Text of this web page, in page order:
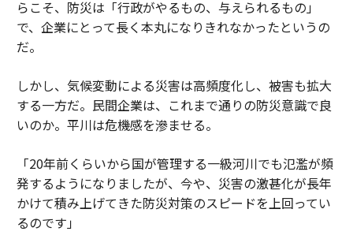
らこそ、防災は「行政がやるもの、与えられるもの」
で、企業にとって長く本丸になりきれなかったというの
だ。
しかし、気候変動による災害は高頻度化し、被害も拡大
する一方だ。民間企業は、これまで通りの防災意識で良
いのか。平川は危機感を滲ませる。
「20年前くらいから国が管理する一級河川でも氾濫が頻
発するようになりましたが、今や、災害の激甚化が長年
かけて積み上げてきた防災対策のスピードを上回ってい
るのです」